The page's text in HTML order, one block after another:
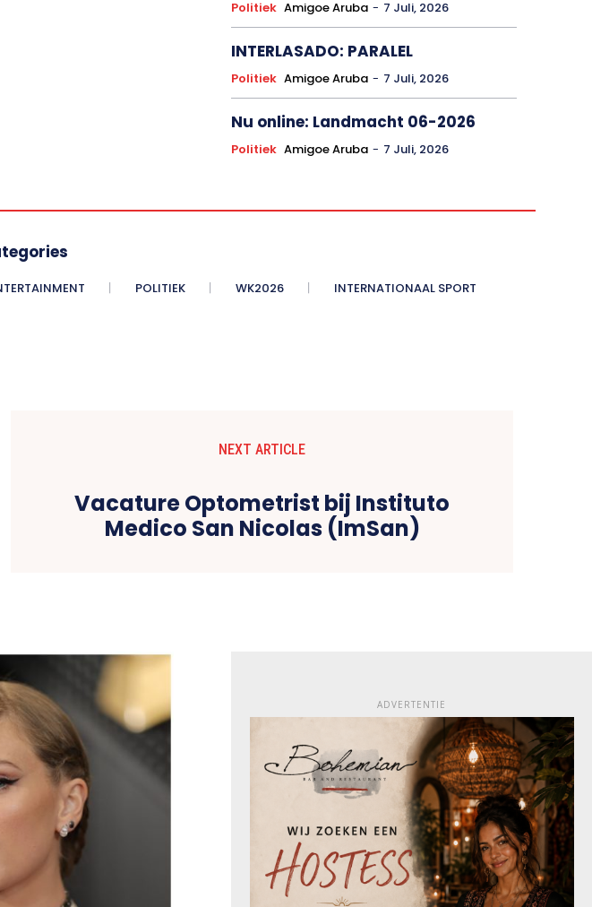
Politiek Amigoe Aruba - 7 Juli, 2026
INTERLASADO: PARALEL
Politiek Amigoe Aruba - 7 Juli, 2026
Nu online: Landmacht 06-2026
Politiek Amigoe Aruba - 7 Juli, 2026
POLITIEK WK2026 INTERNATIONAAL SPORT
NEXT ARTICLE
Vacature Optometrist bij Instituto
Medico San Nicolas (ImSan)